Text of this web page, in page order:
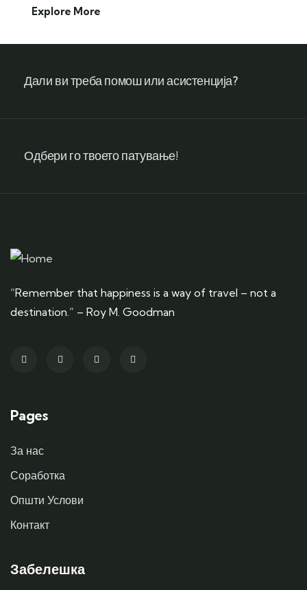
Explore More
Дали ви треба помош или асистенција?
Одбери го твоето патување!
“Remember that happiness is a way of travel – not a
destination.” – Roy M. Goodman
Pages
За нас
Соработка
Општи Услови
Контакт
Забелешка